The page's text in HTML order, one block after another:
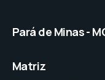
Pará de Minas -
Matriz